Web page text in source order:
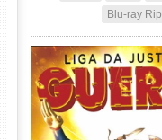
Blu-ray Rip